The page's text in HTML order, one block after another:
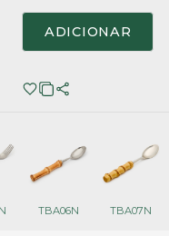
ADICIONAR
TBA06N TBA07N